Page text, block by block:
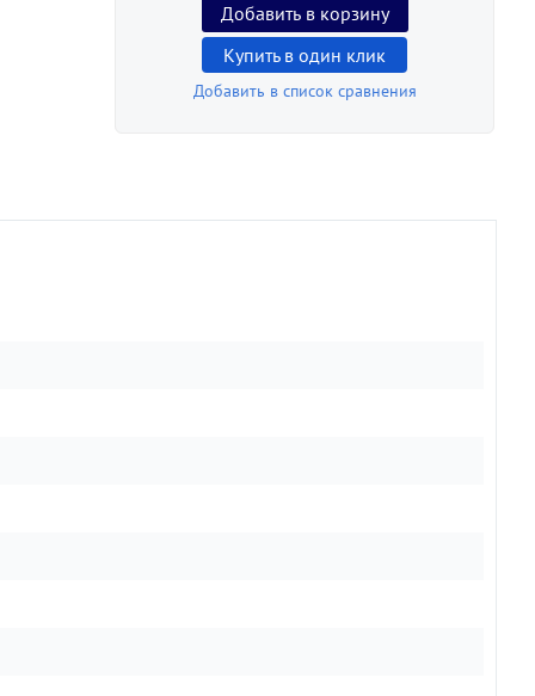
Добавить в корзину
Купить в один клик
Добавить в список сравнения